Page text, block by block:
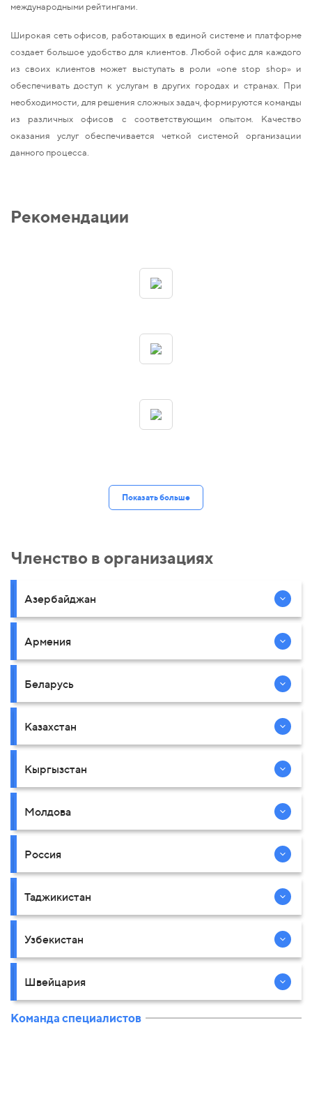
международными рейтингами.
Широкая сеть офисов, работающих в единой системе и платформе
создает большое удобство для клиентов. Любой офис для каждого
из своих клиентов может выступать в роли «one stop shop» и
обеспечивать доступ к услугам в других городах и странах. При
необходимости, для решения сложных задач, формируются команды
из различных офисов с соответствующим опытом. Качество
оказания услуг обеспечивается четкой системой организации
данного процесса.
Рекомендации
Показать больше
Членство в организациях
Азербайджан
Армения
Беларусь
Казахстан
Кыргызстан
Молдова
Россия
Таджикистан
Узбекистан
Швейцария
Команда специалистов